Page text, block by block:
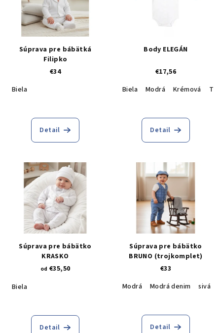
Súprava pre bábätká
Filipko
€34
Biela
Detail
Body ELEGÁN
€17,56
Biela
Modrá Krémová
Detail
Súprava pre bábätko
KRASKO
od €35,50
Biela
Detail
Súprava pre bábätko
BRUNO (trojkomplet)
€33
Modrá
Modrá denim sivá
Detail